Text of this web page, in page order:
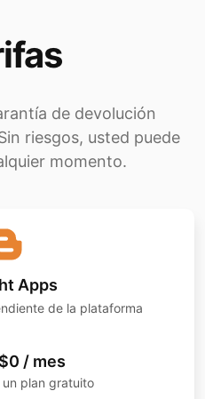
de devolución
riesgos, usted puede
momento.
Apps
de la plataforma
/ mes
plan gratuito